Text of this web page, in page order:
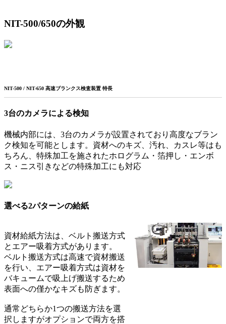
NIT-500/650の外観
NIT-500 / NIT-650 高速ブランクス検査装置 特長
3台のカメラによる検知
機械内部には、3台のカメラが設置されており高度なブラン
ク検知を可能とします。資材へのキズ、汚れ、カスレ等はも
ちろん、特殊加工を施されたホログラム・箔押し・エンボ
ス・ニス引きなどの特殊加工にも対応
選べる2パターンの給紙
資材給紙方法は、ベルト搬送方式
とエアー吸着方式があります。
ベルト搬送方式は高速で資材搬送
を行い、エアー吸着方式は資材を
バキュームで吸上げ搬送するため
表面への僅かなキズも防ぎます。
通常どちらか1つの搬送方法を選
択しますがオプションで両方を搭